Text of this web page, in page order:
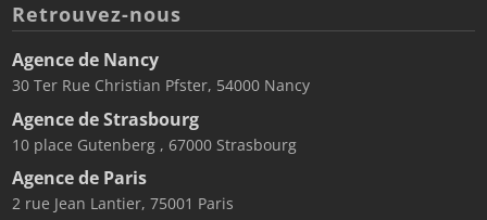
Retrouvez-nous
Agence de Nancy
30 Ter Rue Christian Pfster, 54000 Nancy
Agence de Strasbourg
10 place Gutenberg , 67000 Strasbourg
Agence de Paris
2 rue Jean Lantier, 75001 Paris